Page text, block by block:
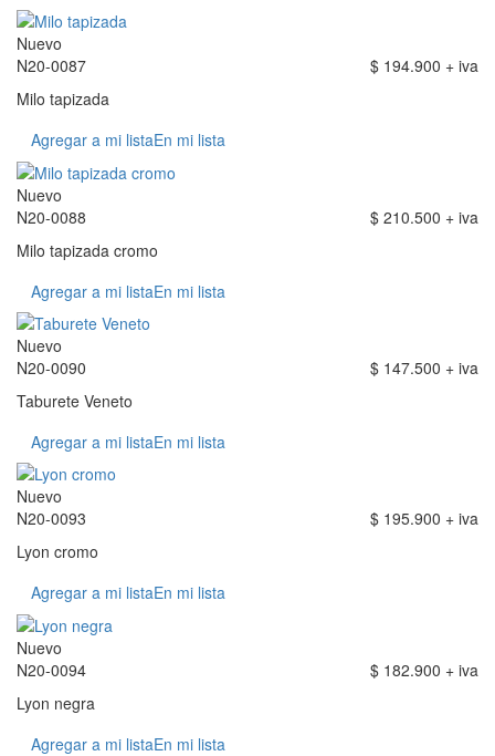
Nuevo
N20-0087
$ 194.900 + iva
Milo tapizada
Agregar a mi listaEn mi lista
Nuevo
N20-0088
$ 210.500 + iva
Milo tapizada cromo
Agregar a mi listaEn mi lista
Nuevo
N20-0090
$ 147.500 + iva
Taburete Veneto
Agregar a mi listaEn mi lista
Nuevo
N20-0093
$ 195.900 + iva
Lyon cromo
Agregar a mi listaEn mi lista
Nuevo
N20-0094
$ 182.900 + iva
Lyon negra
Agregar a mi listaEn mi lista